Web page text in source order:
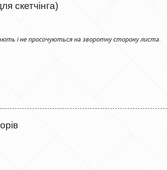
скетчінга)
і не просочуються на зворотну сторону листа.